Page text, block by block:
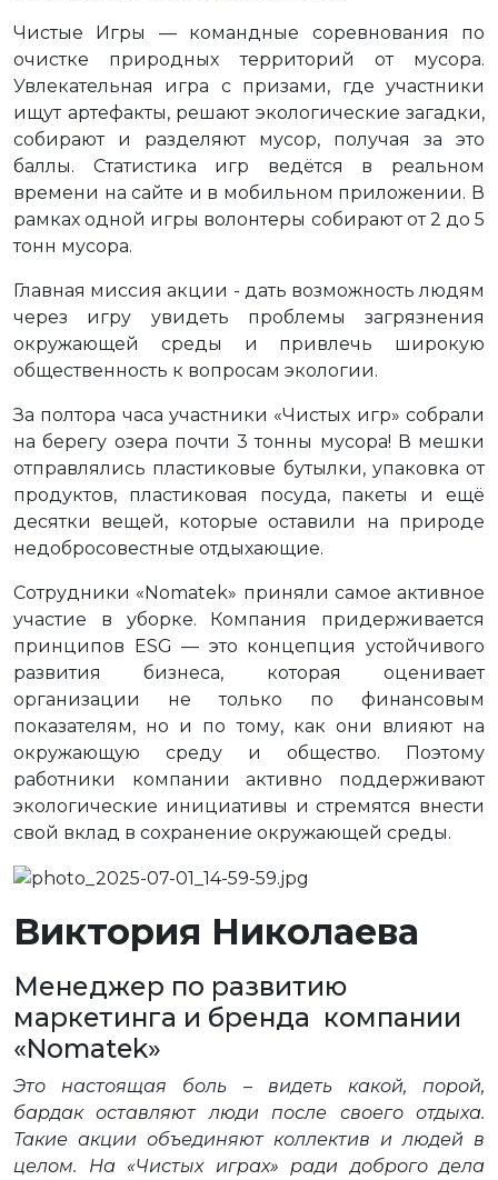
Чистые Игры — командные соревнования по
очистке природных территорий от мусора.
Увлекательная игра с призами, где участники
ищут артефакты, решают экологические загадки,
собирают и разделяют мусор, получая за это
баллы. Статистика игр ведётся в реальном
времени на сайте и в мобильном приложении. В
рамках одной игры волонтеры собирают от 2 до 5
тонн мусора.
Главная миссия акции - дать возможность людям
через игру увидеть проблемы загрязнения
окружающей среды и привлечь широкую
общественность к вопросам экологии.
За полтора часа участники «Чистых игр» собрали
на берегу озера почти 3 тонны мусора! В мешки
отправлялись пластиковые бутылки, упаковка от
продуктов, пластиковая посуда, пакеты и ещё
десятки вещей, которые оставили на природе
недобросовестные отдыхающие.
Сотрудники «Nomatek» приняли самое активное
участие в уборке. Компания придерживается
принципов ESG — это концепция устойчивого
развития бизнеса, которая оценивает
организации не только по финансовым
показателям, но и по тому, как они влияют на
окружающую среду и общество. Поэтому
работники компании активно поддерживают
экологические инициативы и стремятся внести
свой вклад в сохранение окружающей среды.
Виктория Николаева
Менеджер по развитию
маркетинга и бренда компании
«Nomatek»
Это настоящая боль – видеть какой, порой,
бардак оставляют люди после своего отдыха.
Такие акции объединяют коллектив и людей в
целом. На «Чистых играх» ради доброго дела